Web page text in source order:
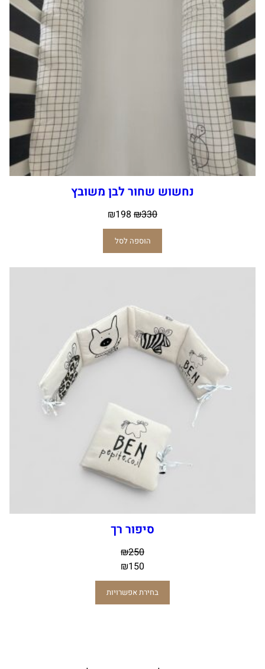
נחשוש שחור לבן משובץ
₪330
₪198
הוספה לסל
סיפור רך
₪250
₪150
בחירת אפשרויות